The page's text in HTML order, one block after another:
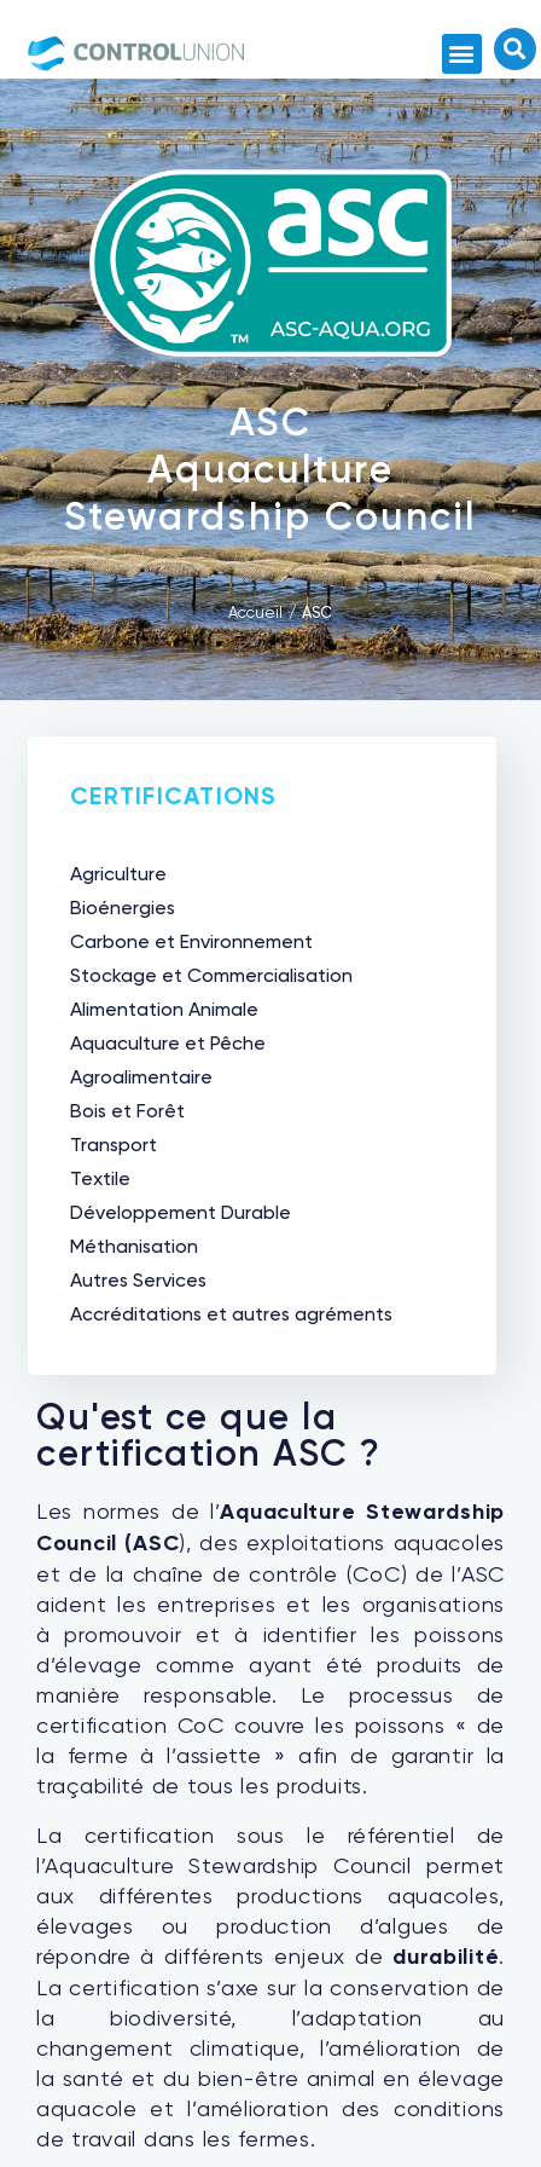
ASC
Aquaculture
Stewardship Council
Accueil / ASC
CERTIFICATIONS
Agriculture
Bioénergies
Carbone et Environnement
Stockage et Commercialisation
Alimentation Animale
Aquaculture et Pêche
Agroalimentaire
Bois et Forêt
Transport
Textile
Développement Durable
Méthanisation
Autres Services
Accréditations et autres agréments
Qu'est ce que la
certification ASC ?
Les normes de l’Aquaculture Stewardship
Council (ASC), des exploitations aquacoles
et de la chaîne de contrôle (CoC) de l’ASC
aident les entreprises et les organisations
à promouvoir et à identifier les poissons
d’élevage comme ayant été produits de
manière responsable. Le processus de
certification CoC couvre les poissons « de
la ferme à l’assiette » afin de garantir la
traçabilité de tous les produits.
La certification sous le référentiel de
l’Aquaculture Stewardship Council permet
aux différentes productions aquacoles,
élevages ou production d’algues de
répondre à différents enjeux de durabilité.
La certification s’axe sur la conservation de
la biodiversité, l’adaptation au
changement climatique, l’amélioration de
la santé et du bien-être animal en élevage
aquacole et l’amélioration des conditions
de travail dans les fermes.